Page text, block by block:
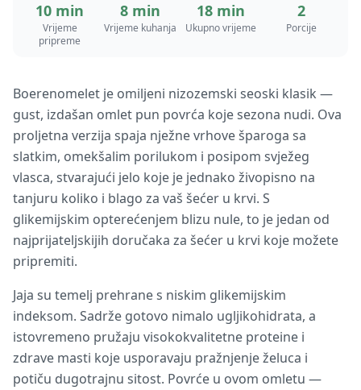
10 min
Vrijeme
pripreme
8 min
Vrijeme kuhanja
18 min
Ukupno vrijeme
2
Porcije
Boerenomelet je omiljeni nizozemski seoski klasik —
gust, izdašan omlet pun povrća koje sezona nudi. Ova
proljetna verzija spaja nježne vrhove šparoga sa
slatkim, omekšalim porilukom i posipom svježeg
vlasca, stvarajući jelo koje je jednako živopisno na
tanjuru koliko i blago za vaš šećer u krvi. S
glikemijskim opterećenjem blizu nule, to je jedan od
najprijateljskijih doručaka za šećer u krvi koje možete
pripremiti.
Jaja su temelj prehrane s niskim glikemijskim
indeksom. Sadrže gotovo nimalo ugljikohidrata, a
istovremeno pružaju visokokvalitetne proteine i
zdrave masti koje usporavaju pražnjenje želuca i
potiču dugotrajnu sitost. Povrće u ovom omletu —